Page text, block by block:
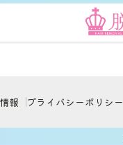
報 プライバシーポリシー